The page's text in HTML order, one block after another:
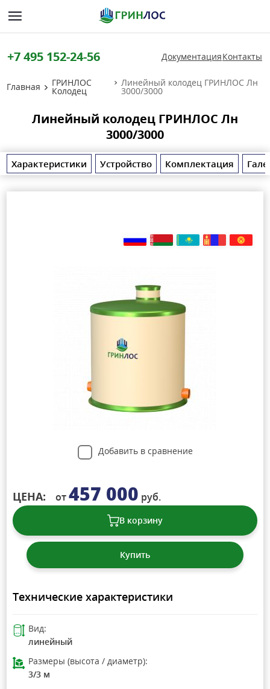
+7 495 152-24-56 ДокументацияКонтакты
Главная ГРИНЛОС
Колодец
Линейный колодец ГРИНЛОС Лн
3000/3000
Линейный колодец ГРИНЛОС Лн
3000/3000
Характеристики Устройство Комплектация
Добавить в сравнение
ЦЕНА: от457 000 руб.
В корзину
Купить
Технические характеристики
Вид:
линейный
Размеры (высота / диаметр):
3/3 м